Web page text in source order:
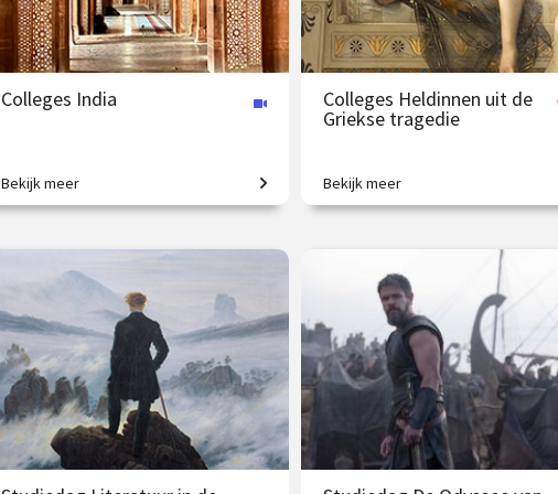
Colleges India
Een grootmacht in opkomst.
€ 195.00
Online
Bekijk meer
Colleges Heldinnen uit de
Griekse tragedie
Tussen het onvermijdelijke lot en
onmenselijke dillema’s.
€ 217.00 vanaf 28 sep.
Op locatie of online
Bekijk meer